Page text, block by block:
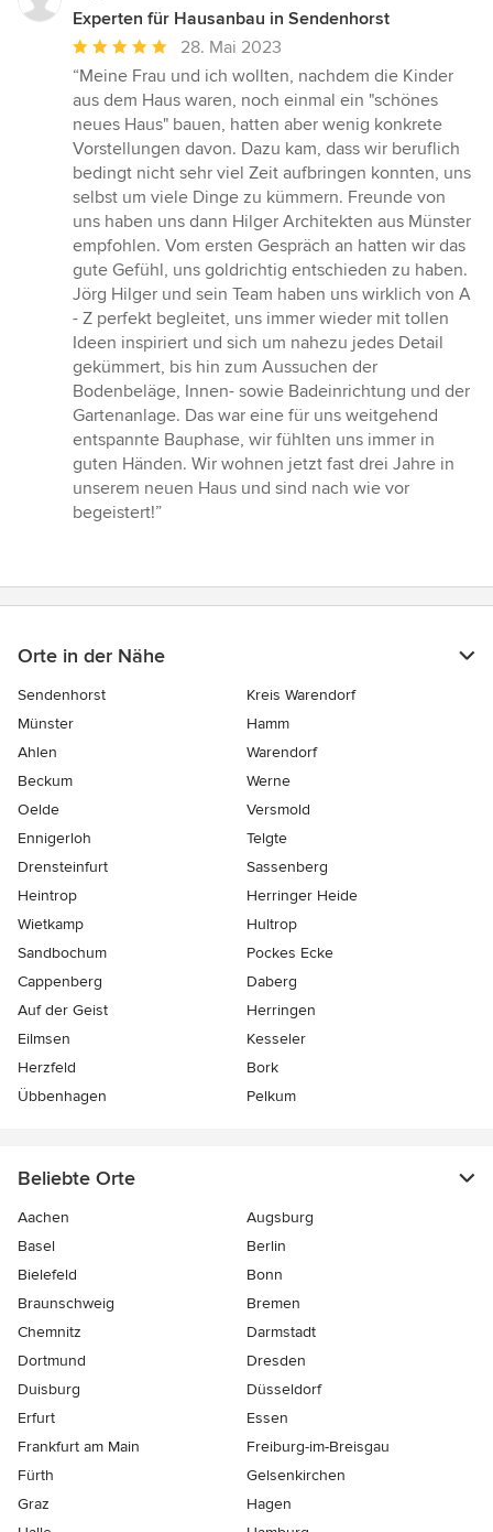
Experten für Hausanbau in Sendenhorst
Durchschnittliche
Bewertung:
5
von
5
Sternen
28. Mai 2023
“Meine Frau und ich wollten, nachdem die Kinder
aus dem Haus waren, noch einmal ein "schönes
neues Haus" bauen, hatten aber wenig konkrete
Vorstellungen davon. Dazu kam, dass wir beruflich
bedingt nicht sehr viel Zeit aufbringen konnten, uns
selbst um viele Dinge zu kümmern. Freunde von
uns haben uns dann Hilger Architekten aus Münster
empfohlen. Vom ersten Gespräch an hatten wir das
gute Gefühl, uns goldrichtig entschieden zu haben.
Jörg Hilger und sein Team haben uns wirklich von A
- Z perfekt begleitet, uns immer wieder mit tollen
Ideen inspiriert und sich um nahezu jedes Detail
gekümmert, bis hin zum Aussuchen der
Bodenbeläge, Innen- sowie Badeinrichtung und der
Gartenanlage. Das war eine für uns weitgehend
entspannte Bauphase, wir fühlten uns immer in
guten Händen. Wir wohnen jetzt fast drei Jahre in
unserem neuen Haus und sind nach wie vor
begeistert!”
Orte in der Nähe
Sendenhorst
Kreis Warendorf
Münster
Hamm
Ahlen
Warendorf
Beckum
Werne
Oelde
Versmold
Ennigerloh
Telgte
Drensteinfurt
Sassenberg
Heintrop
Herringer Heide
Wietkamp
Hultrop
Sandbochum
Pockes Ecke
Cappenberg
Daberg
Auf der Geist
Herringen
Eilmsen
Kesseler
Herzfeld
Bork
Übbenhagen
Pelkum
Beliebte Orte
Aachen
Augsburg
Basel
Berlin
Bielefeld
Bonn
Braunschweig
Bremen
Chemnitz
Darmstadt
Dortmund
Dresden
Duisburg
Düsseldorf
Erfurt
Essen
Frankfurt am Main
Freiburg-im-Breisgau
Fürth
Gelsenkirchen
Graz
Hagen